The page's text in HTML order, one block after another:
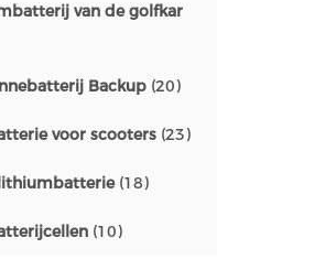
van de golfkar
Backup (20)
voor scooters (23)
(18)
(10)